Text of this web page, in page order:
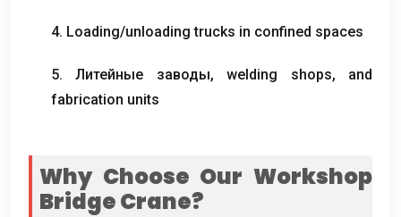
4. Loading/unloading trucks in confined spaces
5. Литейные заводы,welding shops, and
fabrication units
Why Choose Our Workshop
Bridge Crane?